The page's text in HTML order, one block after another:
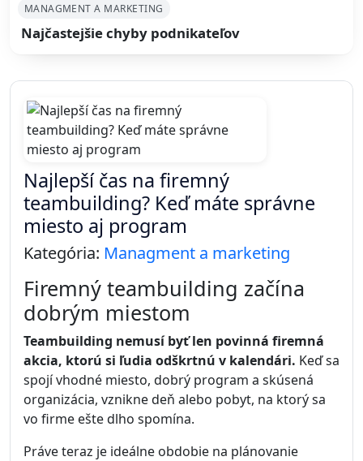
MANAGMENT A MARKETING
Najčastejšie chyby podnikateľov
Najlepší čas na firemný
teambuilding? Keď máte správne
miesto aj program
Kategória: Managment a marketing
Firemný teambuilding začína
dobrým miestom
Teambuilding nemusí byť len povinná firemná
akcia, ktorú si ľudia odškrtnú v kalendári. Keď sa
spojí vhodné miesto, dobrý program a skúsená
organizácia, vznikne deň alebo pobyt, na ktorý sa
vo firme ešte dlho spomína.
Práve teraz je ideálne obdobie na plánovanie